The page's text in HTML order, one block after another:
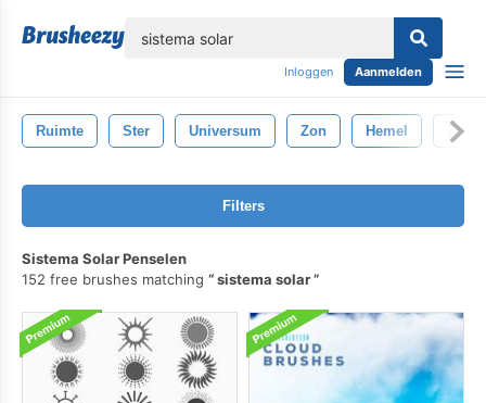
Inloggen Aanmelden
Ruimte Ster Universum Zon Hemel
Filters
Sistema Solar Penselen
152 free brushes matching
sistema solar